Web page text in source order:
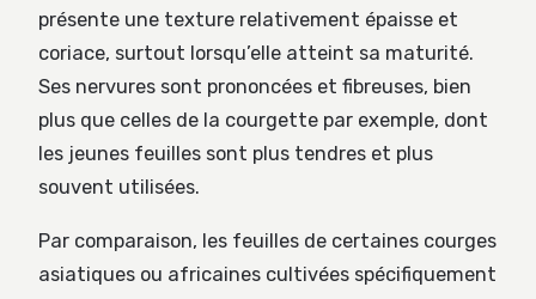
présente une texture relativement épaisse et
coriace, surtout lorsqu’elle atteint sa maturité.
Ses nervures sont prononcées et fibreuses, bien
plus que celles de la courgette par exemple, dont
les jeunes feuilles sont plus tendres et plus
souvent utilisées.
Par comparaison, les feuilles de certaines courges
asiatiques ou africaines cultivées spécifiquement